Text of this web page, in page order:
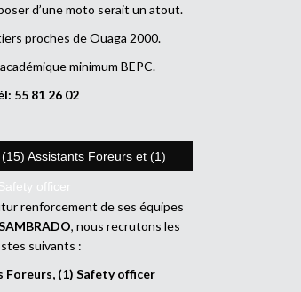
d’une moto serait un atout.
proches de Ouaga 2000.
minimum BEPC.
55 81 26 02
Assistants Foreurs et (1)
Safety officer
renforcement de ses équipes
, nous recrutons les
suivants :
Foreurs, (1) Safety officer